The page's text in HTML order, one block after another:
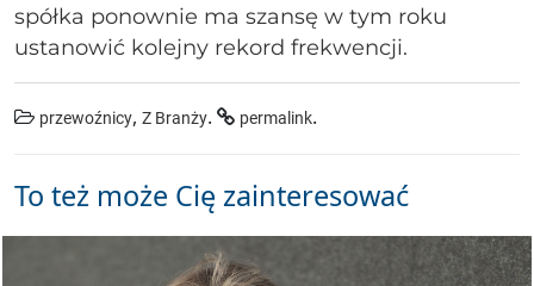
spółka ponownie ma szansę w tym roku
ustanowić kolejny rekord frekwencji.
przewoźnicy, Z Branży. permalink.
To też może Cię zainteresować